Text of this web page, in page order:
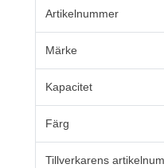
Artikelnummer
Märke
Kapacitet
Färg
Tillverkarens